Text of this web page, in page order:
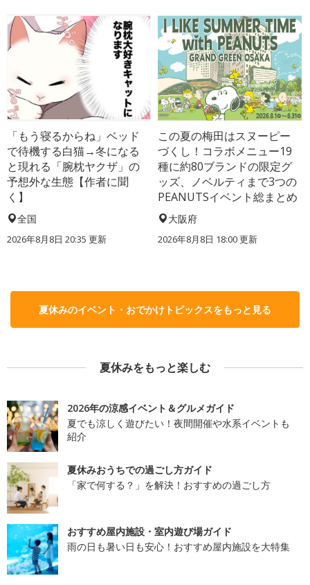
「もう寝るからね」ベッド
で待機する白猫→冬になる
と現れる「腕枕ヤクザ」の
予想外な生態【作者に聞
く】
全国
2026年8月8日 20:35 更新
この夏の梅田はスヌーピー
づくし！コラボメニュー19
種に約80ブランドの限定グ
ッズ、ノベルティまで3つの
PEANUTSイベント総まとめ
大阪府
2026年8月8日 18:00更新
夏休みのイベント・おでかけトピックスをもっと見る
夏休みをもっと楽しむ
2026年の涼感イベント＆グルメガイド
夏でも涼しく遊びたい！夜間開催や水系イベントも
紹介
夏休みおうちでの過ごし方ガイド
「家で何する？」を解決！おすすめの過ごし方
おすすめ屋内施設・室内遊び場ガイド
雨の日も暑い日も安心！おすすめ屋内施設を大特集